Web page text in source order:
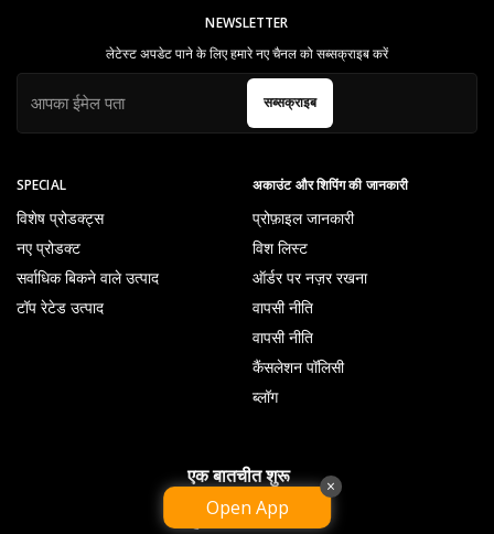
SPECIAL
विशेष प्रोडक्ट्स
नए प्रोडक्ट
सर्वाधिक बिकने वाले उत्पाद
टॉप रेटेड उत्पाद
अकाउंट और शिपिंग की जानकारी
प्रोफ़ाइल जानकारी
विश लिस्ट
ऑर्डर पर नज़र रखना
वापसी नीति
वापसी नीति
कैंसलेशन पॉलिसी
ब्लॉग
NEWSLETTER
लेटेस्ट अपडेट पाने के लिए हमारे नए चैनल को सब्सक्राइब करें
सब्सक्राइब
एक बातचीत शुरू
09238069858
Open App
×